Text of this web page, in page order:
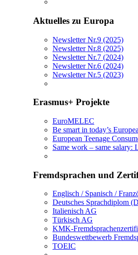
Aktuelles zu Europa
Newsletter Nr.9 (2025)
Newsletter Nr.8 (2025)
Newsletter Nr.7 (2024)
Newsletter Nr.6 (2024)
Newsletter Nr.5 (2023)
Erasmus+ Projekte
EuroMELEC
Be smart in today’s
European Teenage
Same work – same salary:
Fremdsprachen und
Englisch / Spanisch /
Deutsches Sprachdiplom
Italienisch AG
Türkisch AG
KMK-
Bundeswettbewerb
TOEIC